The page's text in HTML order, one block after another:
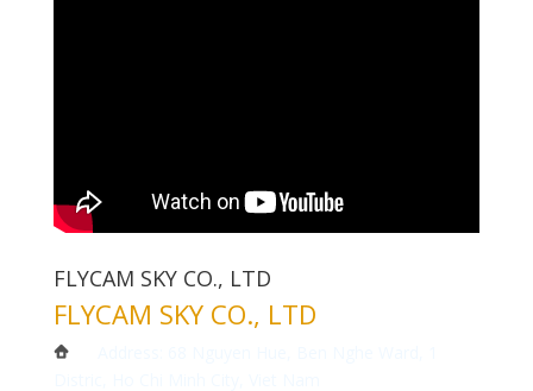
FLYCAM SKY CO., LTD
FLYCAM SKY CO., LTD
Address: 68 Nguyen Hue, Ben Nghe Ward, 1